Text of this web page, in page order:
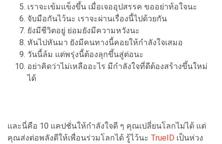
เราจะเข้มแข็งขึ้น เมื่อเจออุปสรรค ขออย่าท้อใจนะ
จับมือกันไว้นะ เราจะผ่านเรื่องนี้ไปด้วยกัน
ยังมีชีวิตอยู่ ย่อมยังมีความหวังนะ
หันไปหันมา ยังมีคนทางนี้คอยให้กำลังใจเสมอ
วันนี้ล้ม แต่พรุ่งนี้ต้องลุกขึ้นสู่ต่อนะ
อย่าคิดว่าไม่เหลืออะไร มีกำลังใจที่ดีต้องสร้างขึ้นใหม่
ได้
และนี่คือ 10 แคปชั่นให้กำลังใจดี ๆ คุณเปลี่ยนโลกไม่ได้ แต่
คุณส่งต่อพลังดีให้เพื่อนร่วมโลกได้ รู้ไว้นะ TrueID เป็นห่วง